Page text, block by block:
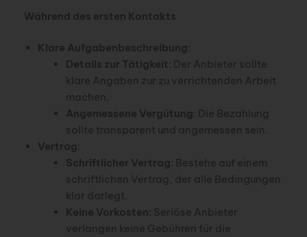
Während des ersten Kontakts
Klare Aufgabenbeschreibung
Details zur Tätigkeit : Der Anbieter sollte
klare Angaben zur zu verrichtenden Arbeit
machen.
Angemessene Vergütung : Die Bezahlung
sollte transparent und angemessen sein.
Vertrag
Schriftlicher Vertrag : Bestehe auf einem
schriftlichen Vertrag, der alle Bedingungen
klar darlegt.
Keine Vorkosten : Seriöse Anbieter
verlangen keine Gebühren für die